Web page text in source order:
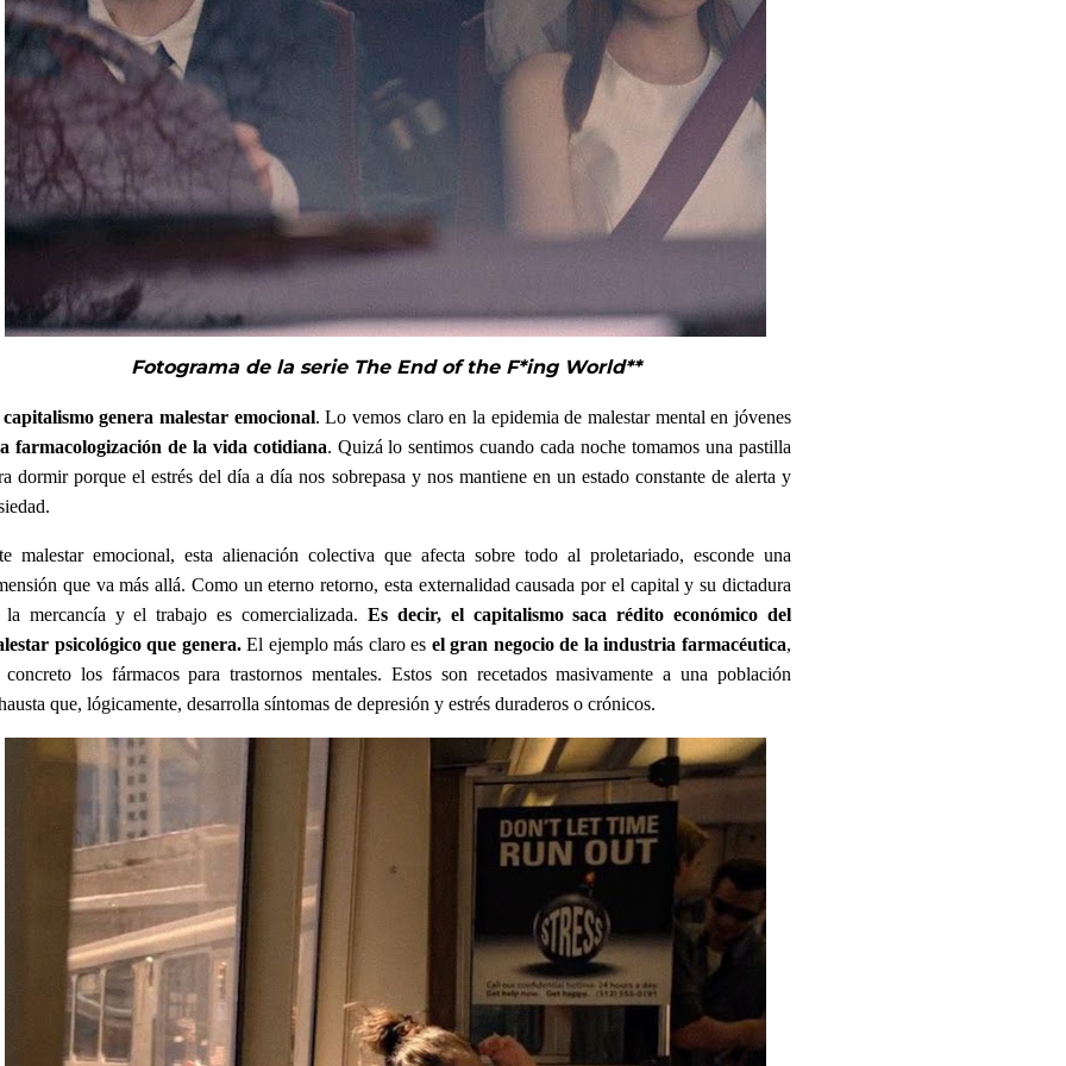
Fotograma de la serie The End of the F*ing World**
genera malestar emocional. Lo vemos claro en la epidemia de malestar mental en jóvenes
farmacologización de la vida cotidiana. Quizá lo sentimos cuando cada noche tomamos una pastilla
dormir porque el estrés del día a día nos sobrepasa y nos mantiene en un estado constante de alerta y
malestar emocional, esta alienación colectiva que afecta sobre todo al proletariado, esconde una
que va más allá. Como un eterno retorno, esta externalidad causada por el capital y su dictadura
la mercancía y el trabajo es comercializada. Es decir, el capitalismo saca rédito económico del
psicológico que genera.El ejemplo más claro es el gran negocio de la industria farmacéutica,
concreto los fármacos para trastornos mentales. Estos son recetados masivamente a una población
que, lógicamente, desarrolla síntomas de depresión y estrés duraderos o crónicos.